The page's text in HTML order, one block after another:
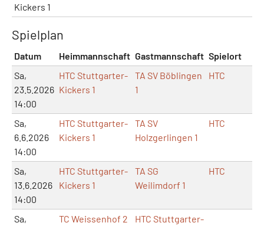
Kickers 1
Spielplan
Datum Heimmannschaft Gastmannschaft Spielort
Sa,
23.5.2026
14:00
HTC Stuttgarter-
Kickers 1
TA SV Böblingen
1
HTC
Sa,
6.6.2026
14:00
HTC Stuttgarter-
Kickers 1
TA SV
Holzgerlingen 1
HTC
Sa,
13.6.2026
14:00
HTC Stuttgarter-
Kickers 1
TA SG
Weilimdorf 1
HTC
Sa,
TC Weissenhof 2
HTC Stuttgarter-